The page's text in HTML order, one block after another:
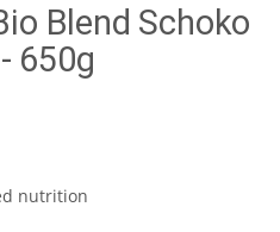
Blend Schoko
650g
nutrition